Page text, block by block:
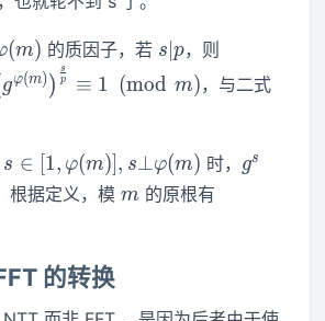
(m) 的质因子，若 s|p
s∣p，则
{p}}\equiv
gφ(m) ) p
s
≡ 1 (mod m)，与二式
s \in [1
,\varphi(m)
],s\bot\varphi(m)
s ∈ [1, φ(m)], s⊥φ(m) 时， g^s
gs
根据定义，模m
m 的原根有
的转换